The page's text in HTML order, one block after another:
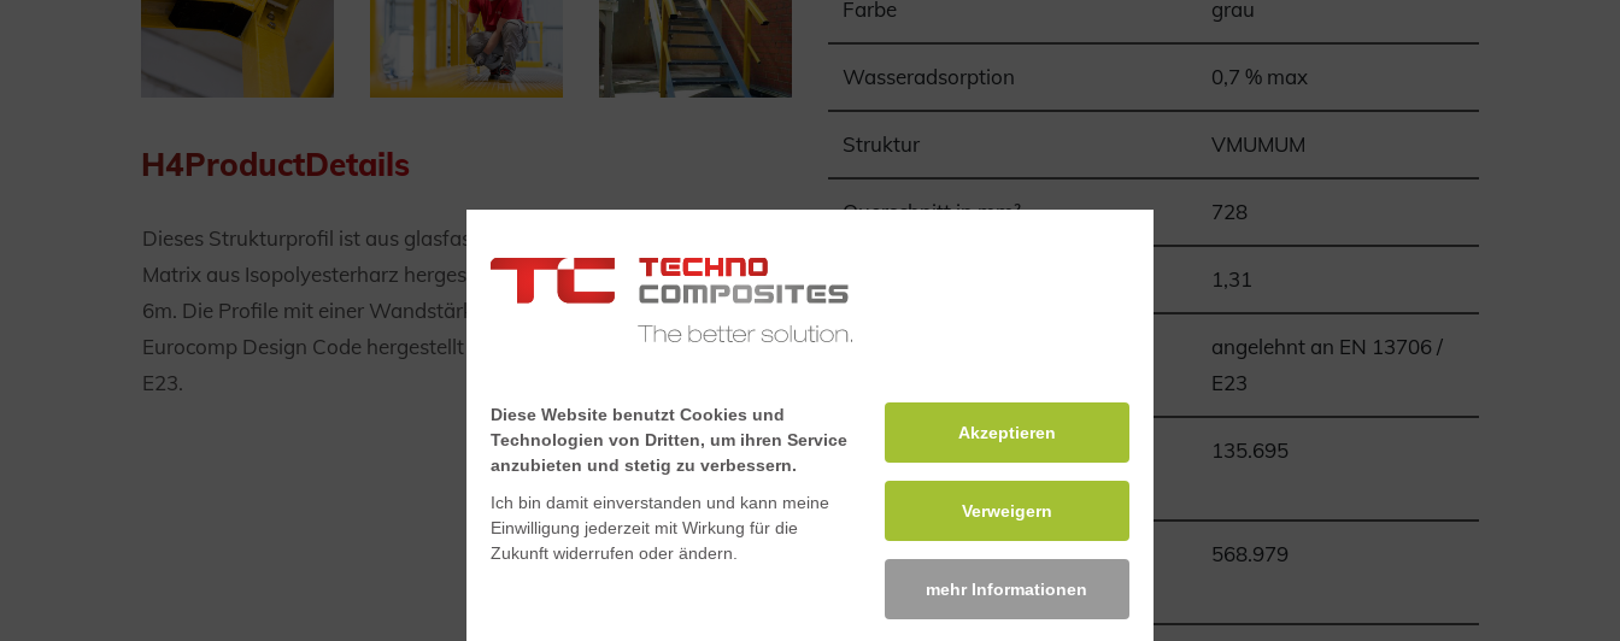
Farbe grau
Wasseradsorption 0,7 % max
Struktur VMUMUM
Querschnitt in mm² 728
Gewicht in kg/m 1,31
gefertigt nach Norm
angelehnt an EN 13706 /
E23
Flächenträgheitsmoment Ixx,
10³mm^4
135.695
Flächenträgheitsmoment Iyy,
10³mm^4
568.979
H4ProductDetails
Dieses Strukturprofil ist aus glasfaserverstärktem Kunststoff mit einer
Matrix aus Isopolyesterharz hergestellt. Die Standardlänge beträgt
6m. Die Profile mit einer Wandstärke >5mm sind entsprechend dem
Eurocomp Design Code hergestellt und entsprechen der EN 13706 /
E23.
Diese Website benutzt Cookies und
Technologien von Dritten, um ihren Service
anzubieten und stetig zu verbessern.
Ich bin damit einverstanden und kann meine
Einwilligung jederzeit mit Wirkung für die
Zukunft widerrufen oder ändern.
Akzeptieren
Verweigern
mehr Informationen